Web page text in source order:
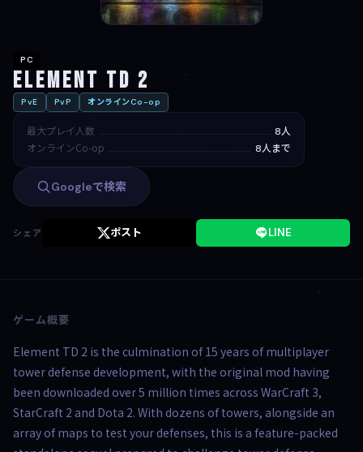
PC
Element TD 2
PvE PvP オンラインCo-op
最大プレイ人数 8人
オンラインCo-op 8人まで
Googleで検索
シェア ポスト LINE
ゲーム概要
Element TD 2 is the culmination of 15 years of multiplayer
tower defense development, with the original mod having
been downloaded over 5 million times across WarCraft 3,
StarCraft 2 and Dota 2. With dozens of towers, alongside an
array of maps to test your defenses, this is a feature-packed